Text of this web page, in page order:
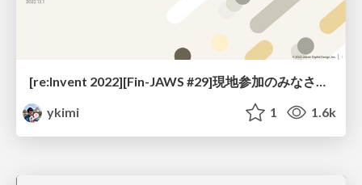
[re:Invent 2022][Fin-JAWS #29]現地参加のみなさんがキラキラアップデートに目がくらんでいるスキに渋いアップデートをキャッチアップ!!
ykimi
1 1.6k